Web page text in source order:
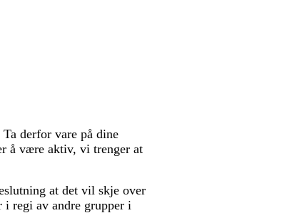
derfor vare på dine
å være aktiv, vi trenger at
at det vil skje over
i regi av andre grupper i